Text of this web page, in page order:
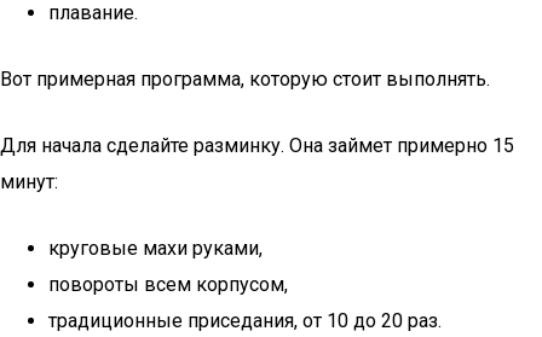
плавание.
Вот примерная программа, которую стоит выполнять.
Для начала сделайте разминку. Она займет примерно 15
минут:
круговые махи руками,
повороты всем корпусом,
традиционные приседания, от 10 до 20 раз.